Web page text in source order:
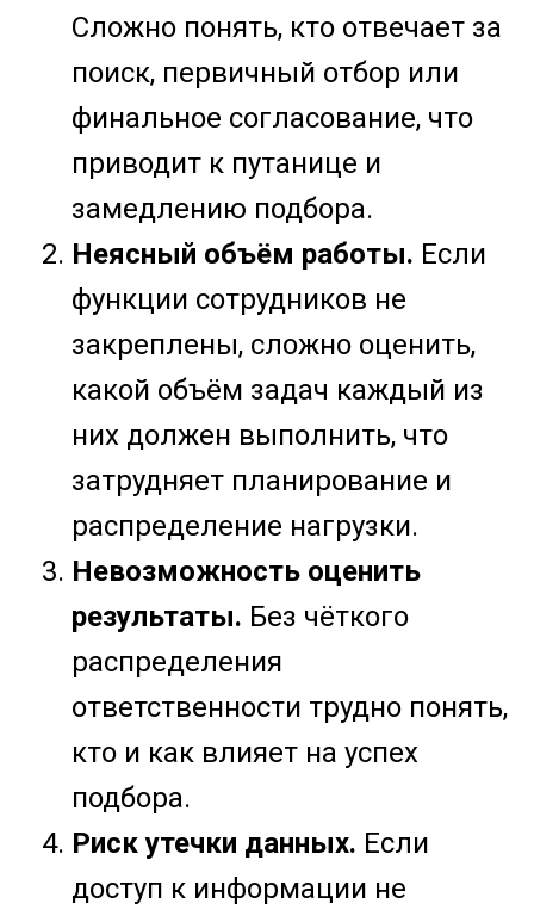
Сложно понять, кто отвечает за
поиск, первичный отбор или
финальное согласование, что
приводит к путанице и
замедлению подбора.
Неясный объём работы. Если
функции сотрудников не
закреплены, сложно оценить,
какой объём задач каждый из
них должен выполнить, что
затрудняет планирование и
распределение нагрузки.
Невозможность оценить
результаты. Без чёткого
распределения
ответственности трудно понять,
кто и как влияет на успех
подбора.
Риск утечки данных. Если
доступ к информации не